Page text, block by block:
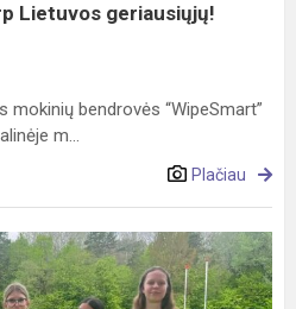
Lietuvos geriausiųjų!
bendrovės “WipeSmart”
m...
Plačiau